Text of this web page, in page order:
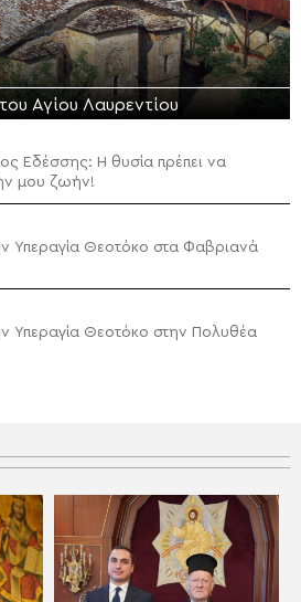
Αγίου Λαυρεντίου
Εδέσσης: Η θυσία πρέπει να
μου ζωήν!
Υπεραγία Θεοτόκο στα Φαβριανά
Υπεραγία Θεοτόκο στην Πολυθέα